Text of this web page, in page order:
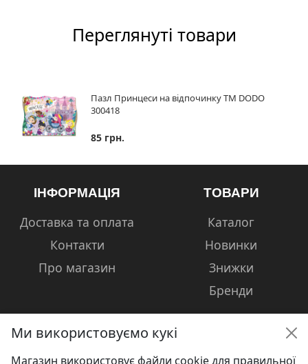
Переглянуті товари
Пазл Принцеси на відпочинку ТМ DODO
300418
85 грн.
ІНФОРМАЦІЯ
Доставка та оплата
Контакти
Про магазин
ТОВАРИ
Каталог
Новинки
Знижки
Бренди
Ми використовуємо кукі
Магазин використовує файли cookie для правильної